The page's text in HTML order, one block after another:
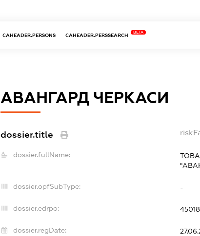
CAHEADER.PERSONS CAHEADER.PERSSEARCH
BETA
АВАНГАРД ЧЕРКАСИ
dossier.title
dossier.fullName:
dossier.opfSubType: -
dossier.edrpo:
dossier.regDate: